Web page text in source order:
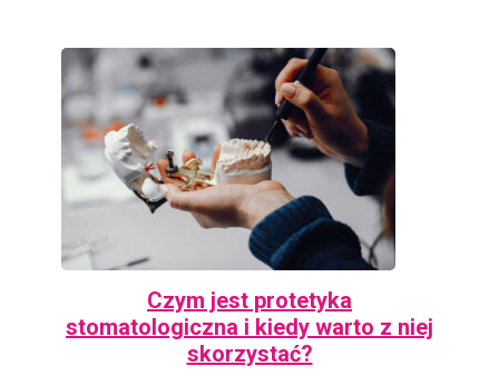
Czym jest protetyka
stomatologiczna i kiedy warto z niej
skorzystać?